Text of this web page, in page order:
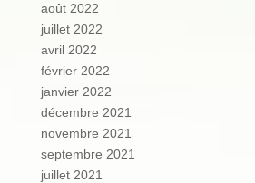
août 2022
juillet 2022
avril 2022
février 2022
janvier 2022
décembre 2021
novembre 2021
septembre 2021
juillet 2021